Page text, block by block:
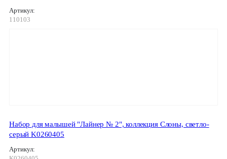
Артикул:
110103
Набор для малышей "Лайнер № 2", коллекция Слоны, светло-
серый K0260405
Артикул: